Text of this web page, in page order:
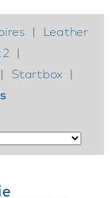
|
Leather
|
| Startbox |